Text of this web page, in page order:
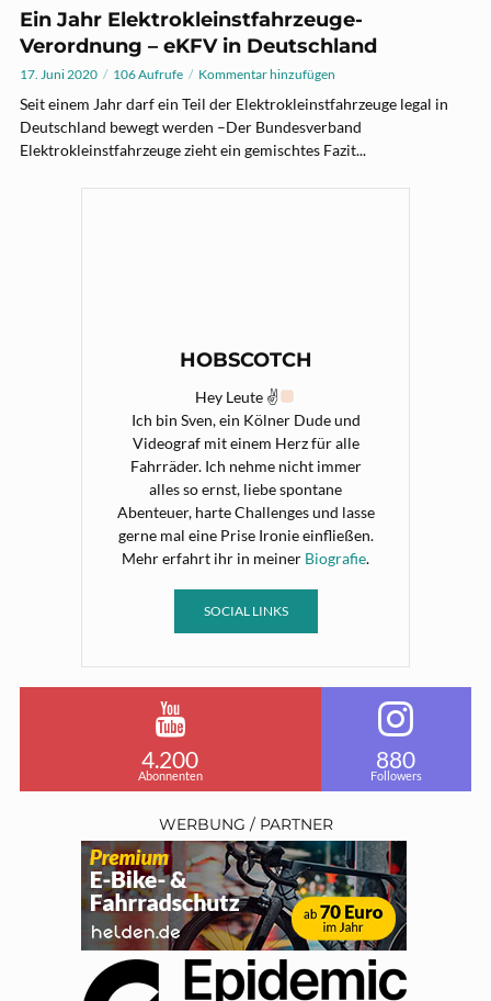
Ein Jahr Elektrokleinstfahrzeuge-
Verordnung – eKFV in Deutschland
17. Juni 2020 106 Aufrufe Kommentar hinzufügen
Seit einem Jahr darf ein Teil der Elektrokleinstfahrzeuge legal in
Deutschland bewegt werden –Der Bundesverband
Elektrokleinstfahrzeuge zieht ein gemischtes Fazit...
HOBSCOTCH
Hey Leute ✌
Ich bin Sven, ein Kölner Dude und
Videograf mit einem Herz für alle
Fahrräder. Ich nehme nicht immer
alles so ernst, liebe spontane
Abenteuer, harte Challenges und lasse
gerne mal eine Prise Ironie einfließen.
Mehr erfahrt ihr in meiner Biografie.
SOCIAL LINKS
4.200
Abonnenten
880
Followers
WERBUNG / PARTNER